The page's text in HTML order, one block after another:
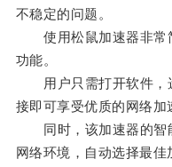
不稳定的问题。
使用松鼠加速器非常
功能。
用户只需打开软件，
接即可享受优质的网络加
同时，该加速器的智
网络环境，自动选择最